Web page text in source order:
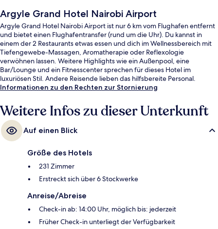
Argyle Grand Hotel Nairobi Airport
Argyle Grand Hotel Nairobi Airport ist nur 6 km vom Flughafen entfernt
und bietet einen Flughafentransfer (rund um die Uhr). Du kannst in
einem der 2 Restaurants etwas essen und dich im Wellnessbereich mit
Tiefengewebe-Massagen, Aromatherapie oder Reflexologie
verwöhnen lassen. Weitere Highlights wie ein Außenpool, eine
Bar/Lounge und ein Fitnesscenter sprechen für dieses Hotel im
luxuriösen Stil. Andere Reisende lieben das hilfsbereite Personal.
Informationen zu den Rechten zur Stornierung
Weitere Infos zu dieser Unterkunft
Auf einen Blick
Größe des Hotels
231 Zimmer
Erstreckt sich über 6 Stockwerke
Anreise/Abreise
Check-in ab: 14:00 Uhr, möglich bis: jederzeit
Früher Check-in unterliegt der Verfügbarkeit